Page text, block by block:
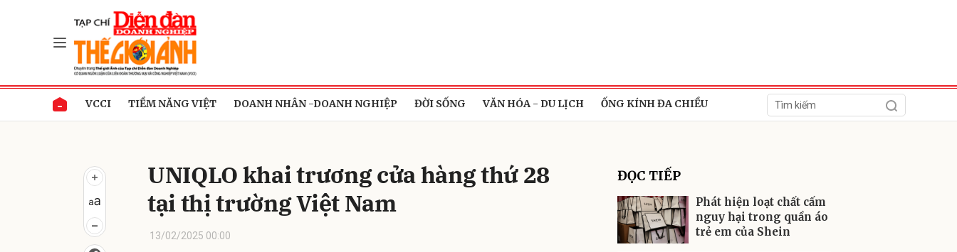
VCCI TIỀM NĂNG VIỆT DOANH NHÂN -DOANH NGHIỆP ĐỜI SỐNG VĂN HÓA - DU LỊCH ỐNG KÍNH ĐA CHIỀU
UNIQLO khai trương cửa hàng thứ 28
tại thị trường Việt Nam
13/02/2025 00:00
ĐỌC TIẾP
Phát hiện loạt chất cấm
nguy hại trong quần áo
trẻ em của Shein
Gửi